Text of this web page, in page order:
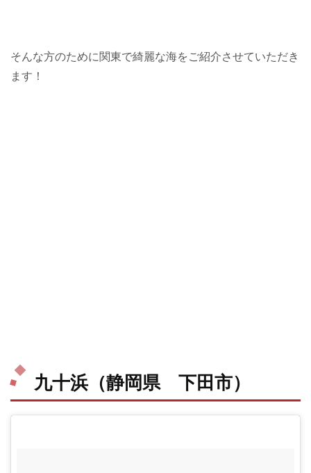
そんな方のために関東で綺麗な海をご紹介させていただき
ます！
九十浜（静岡県 下田市）